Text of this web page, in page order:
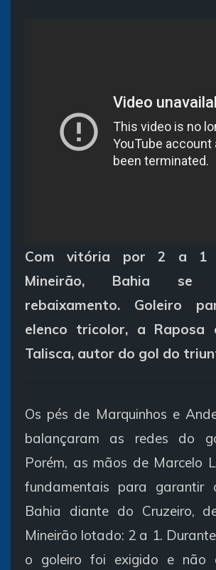
Com vitória por 2 a 1
Mineirão, Bahia
rebaixamento. Goleiro
elenco tricolor, a Raposa
Talisca, autor do gol do
Os pés de Marquinhos e
balançaram as redes do
Porém, as mãos de Marcelo
fundamentais para garantir
Bahia diante do Cruzeiro,
Mineirão lotado: 2 a 1.
o goleiro foi exigido e não